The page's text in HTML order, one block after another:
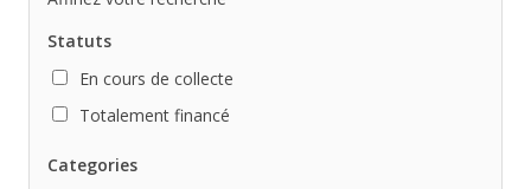
Statuts
En cours de collecte
Totalement financé
Categories